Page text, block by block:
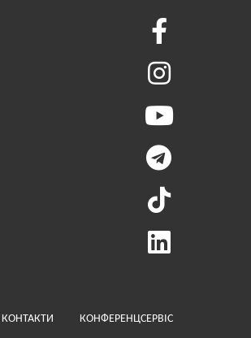
Меню у футері
КОНТАКТИ КОНФЕРЕНЦСЕРВІС